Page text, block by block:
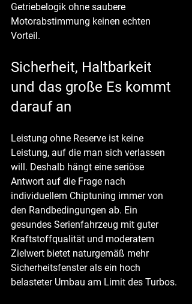
Getriebelogik ohne saubere
Motorabstimmung keinen echten
Vorteil.
Sicherheit, Haltbarkeit
und das große Es kommt
darauf an
Leistung ohne Reserve ist keine
Leistung, auf die man sich verlassen
will. Deshalb hängt eine seriöse
Antwort auf die Frage nach
individuellem Chiptuning immer von
den Randbedingungen ab. Ein
gesundes Serienfahrzeug mit guter
Kraftstoffqualität und moderatem
Zielwert bietet naturgemäß mehr
Sicherheitsfenster als ein hoch
belasteter Umbau am Limit des Turbos.